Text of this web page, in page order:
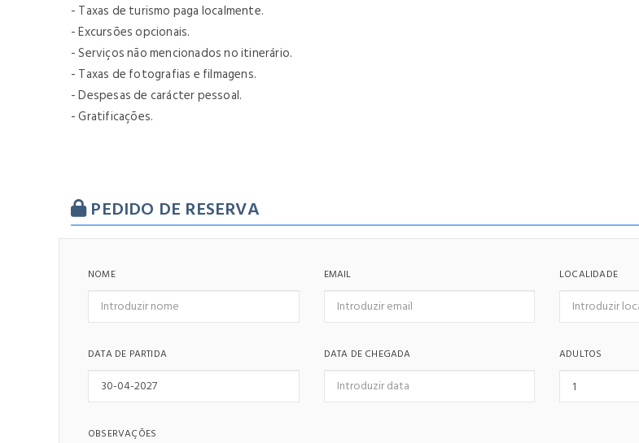
- Taxas de turismo paga localmente.
- Excursões opcionais.
- Serviços não mencionados no itinerário.
- Taxas de fotografias e filmagens.
- Despesas de carácter pessoal.
- Gratificações.
PEDIDO DE RESERVA
NOME EMAIL LOCALIDADE
DATA DE PARTIDA DATA DE CHEGADA ADULTOS
OBSERVAÇÕES